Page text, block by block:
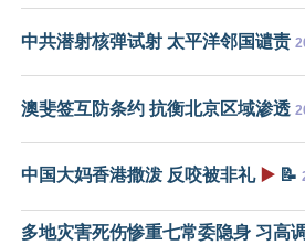
中共潜射核弹试射 太平洋邻国谴责
澳斐签互防条约 抗衡北京区域渗透
中国大妈香港撒泼 反咬被非礼 ▶️ 📝
多地灾害死伤惨重七常委隐身 习高